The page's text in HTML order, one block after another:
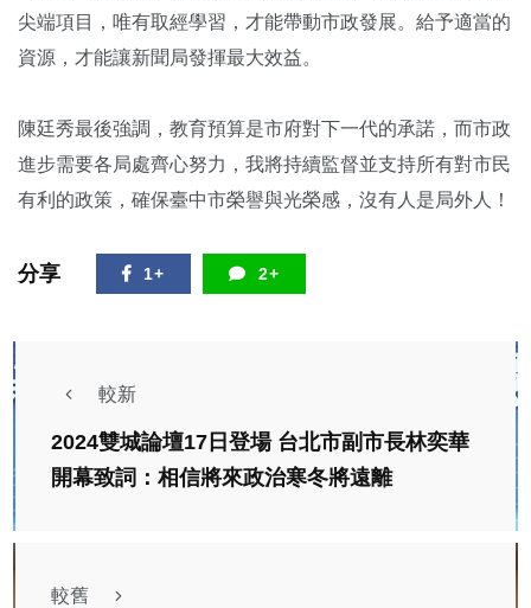
尖端項目，唯有取經學習，才能帶動市政發展。給予適當的
資源，才能讓新聞局發揮最大效益。
陳廷秀最後強調，教育預算是市府對下一代的承諾，而市政
進步需要各局處齊心努力，我將持續監督並支持所有對市民
有利的政策，確保臺中市榮譽與光榮感，沒有人是局外人！
分享 1+ 2+
較新
2024雙城論壇17日登場 台北市副市長林奕華
開幕致詞：相信將來政治寒冬將遠離
較舊